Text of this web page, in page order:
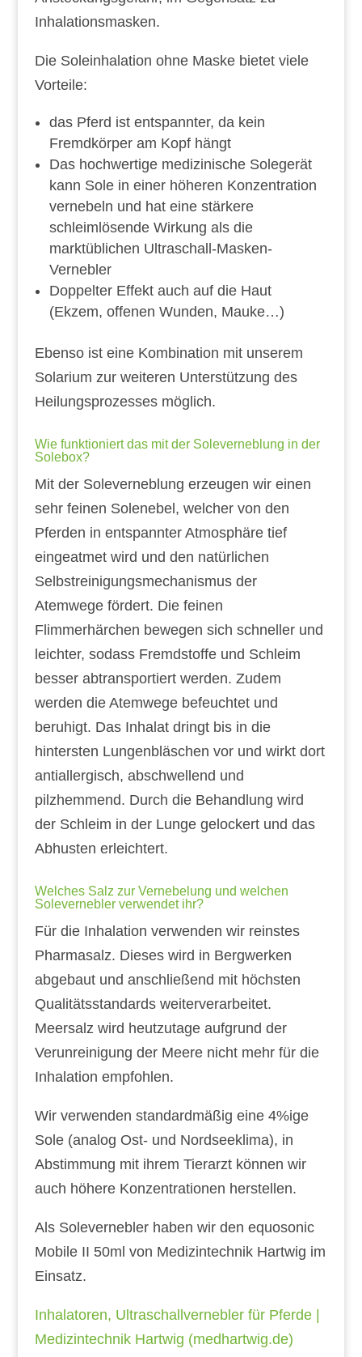
Inhalationsmasken.
Die Soleinhalation ohne Maske bietet viele
Vorteile:
​das Pferd ist entspannter, da kein
Fremdkörper am Kopf hängt
Das hochwertige medizinische Solegerät
kann Sole in einer höheren Konzentration
vernebeln und hat eine stärkere
schleimlösende Wirkung als die
marktüblichen Ultraschall-Masken-
Vernebler
Doppelter Effekt auch auf die Haut
(Ekzem, offenen Wunden, Mauke…)
​Ebenso ist eine Kombination mit unserem
Solarium zur weiteren Unterstützung des
Heilungsprozesses möglich.
Wie funktioniert das mit der Soleverneblung in der
Solebox?
Mit der Soleverneblung erzeugen wir einen
sehr feinen Solenebel, welcher von den
Pferden in entspannter Atmosphäre tief
eingeatmet wird und den natürlichen
Selbstreinigungsmechanismus der
Atemwege fördert. Die feinen
Flimmerhärchen bewegen sich schneller und
leichter, sodass Fremdstoffe und Schleim
besser abtransportiert werden. Zudem
werden die Atemwege befeuchtet und
beruhigt. Das Inhalat dringt bis in die
hintersten Lungenbläschen vor und wirkt dort
antiallergisch, abschwellend und
pilzhemmend. Durch die Behandlung wird
der Schleim in der Lunge gelockert und das
Abhusten erleichtert.
Welches Salz zur Vernebelung und welchen
Solevernebler verwendet ihr?
Für die Inhalation verwenden wir reinstes
Pharmasalz. Dieses wird in Bergwerken
abgebaut und anschließend mit höchsten
Qualitätsstandards weiterverarbeitet.
Meersalz wird heutzutage aufgrund der
Verunreinigung der Meere nicht mehr für die
Inhalation empfohlen.
Wir verwenden standardmäßig eine 4%ige
Sole (analog Ost- und Nordseeklima), in
Abstimmung mit ihrem Tierarzt können wir
auch höhere Konzentrationen herstellen.
Als Solevernebler haben wir den equosonic
Mobile II 50ml von Medizintechnik Hartwig im
Einsatz.
Inhalatoren, Ultraschallvernebler für Pferde |
Medizintechnik Hartwig (medhartwig.de)